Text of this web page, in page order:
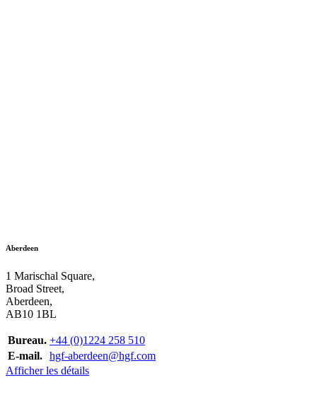
Aberdeen
1 Marischal Square,
Broad Street,
Aberdeen,
AB10 1BL
Bureau. +44 (0)1224 258 510
E-mail. hgf-aberdeen@hgf.com
Afficher les détails